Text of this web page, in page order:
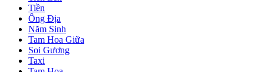
Tiền
Ông Địa
Năm Sinh
Tam Hoa Giữa
Soi Gương
Taxi